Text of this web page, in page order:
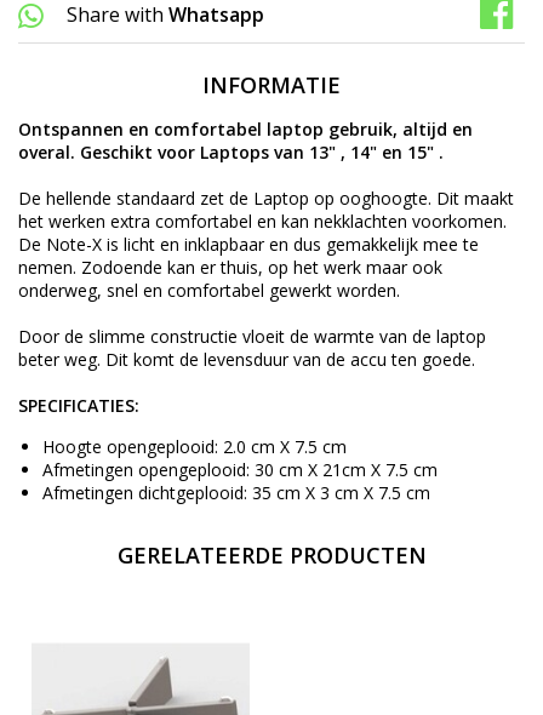
Share with Whatsapp
INFORMATIE
Ontspannen en comfortabel laptop gebruik, altijd en
overal. Geschikt voor Laptops van 13" , 14" en 15" .
De hellende standaard zet de Laptop op ooghoogte. Dit maakt
het werken extra comfortabel en kan nekklachten voorkomen.
De Note-X is licht en inklapbaar en dus gemakkelijk mee te
nemen. Zodoende kan er thuis, op het werk maar ook
onderweg, snel en comfortabel gewerkt worden.
Door de slimme constructie vloeit de warmte van de laptop
beter weg. Dit komt de levensduur van de accu ten goede.
SPECIFICATIES:
Hoogte opengeplooid: 2.0 cm X 7.5 cm
Afmetingen opengeplooid: 30 cm X 21cm X 7.5 cm
Afmetingen dichtgeplooid: 35 cm X 3 cm X 7.5 cm
GERELATEERDE PRODUCTEN